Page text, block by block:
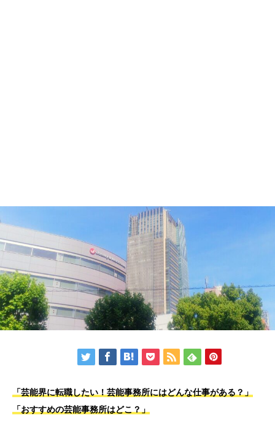
「芸能界に転職したい！芸能事務所にはどんな仕事がある？」
「おすすめの芸能事務所はどこ？」